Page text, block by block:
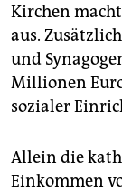
Kirchen
aus.
und
Millionen
sozialer
Allein die
Einkommen